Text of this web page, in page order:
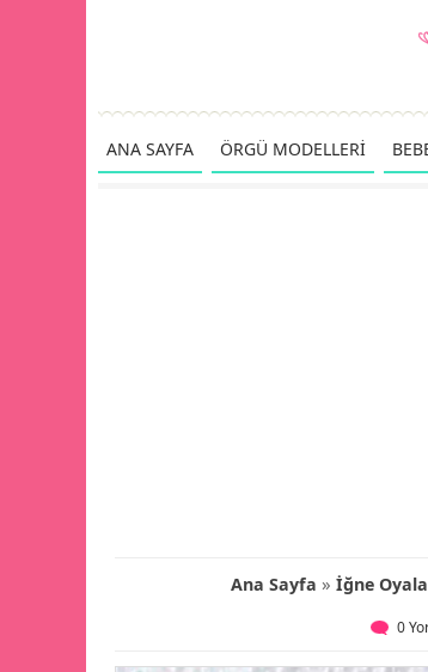
ANA SAYFA ÖRGÜ MODELLERİ
Ana Sayfa » İğne
0